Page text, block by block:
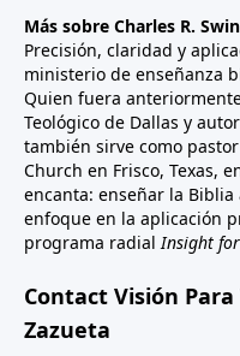
Más sobre Charles R.
Precisión, claridad y
ministerio de enseñanza
Quien fuera
Teológico de Dallas y
también sirve como
Church en Frisco, Texas,
encanta: enseñar la Biblia
enfoque en la aplicación
programa radialInsight
Contact Visión
Zazueta